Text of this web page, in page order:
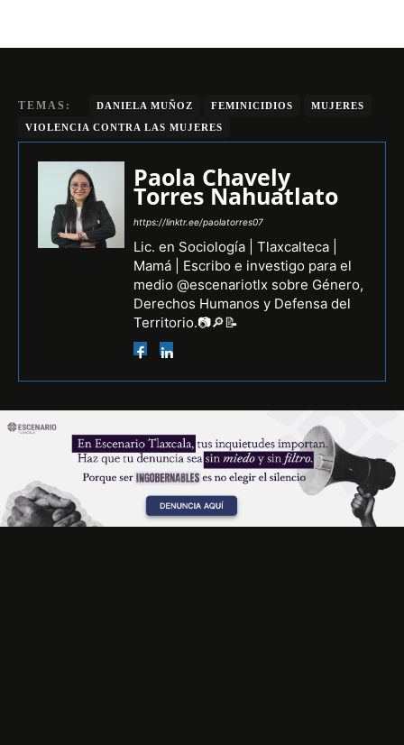
TEMAS: DANIELA MUÑOZ FEMINICIDIOS
MUJERES
VIOLENCIA CONTRA LAS MUJERES
Paola Chavely
Torres Nahuatlato
https://linktr.ee/paolatorres07
Lic. en Sociología | Tlaxcalteca |
Mamá | Escribo e investigo para el
medio @escenariotlx sobre Género,
Derechos Humanos y Defensa del
Territorio.📷🔎📝